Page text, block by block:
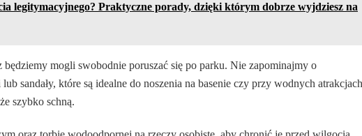
legitymacyjnego? Praktyczne porady, dzięki którym dobrze wyjdziesz na
mogli swobodnie poruszać się po parku. Nie zapominajmy o
sandały, które są idealne do noszenia na basenie czy przy wodnych
szybko schną.